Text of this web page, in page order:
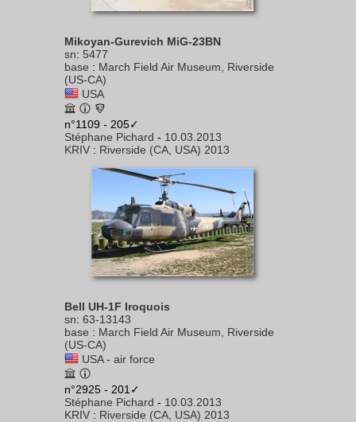
Mikoyan-Gurevich MiG-23BN
sn: 5477
base : March Field Air Museum, Riverside
(US-CA)
USA
n°1109 - 205✓
Stéphane Pichard - 10.03.2013
KRIV : Riverside (CA, USA) 2013
Bell UH-1F Iroquois
sn: 63-13143
base : March Field Air Museum, Riverside
(US-CA)
USA - air force
n°2925 - 201✓
Stéphane Pichard - 10.03.2013
KRIV : Riverside (CA, USA) 2013